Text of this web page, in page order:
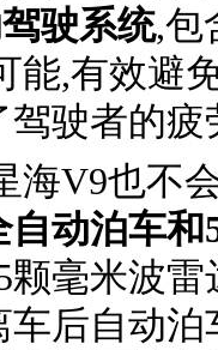
驶系统,包
能,有效避
驶者的
海V9也不
自动泊车和
毫米波
后自动